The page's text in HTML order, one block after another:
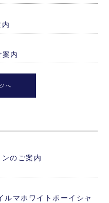
内
へ
のご案内
ルマホワイトボーイシャ